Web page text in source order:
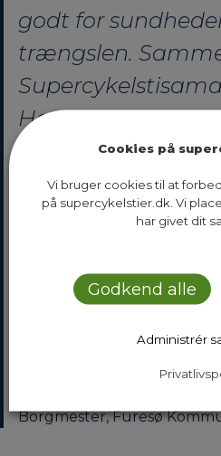
godt for
trængslen.
Hovedstaden gør
at øge
sundhed giver
det er både godt
desuden give bedre
fremkommelighed
nødt til at køre i bil
Borgmester, Furesø
Cookies på
Vi bruger cookies til at
på supercykelstier.dk. Vi
har givet dit
Godkend alle
Administrér